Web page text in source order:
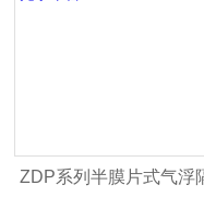
ZDP系列半膜片式气浮